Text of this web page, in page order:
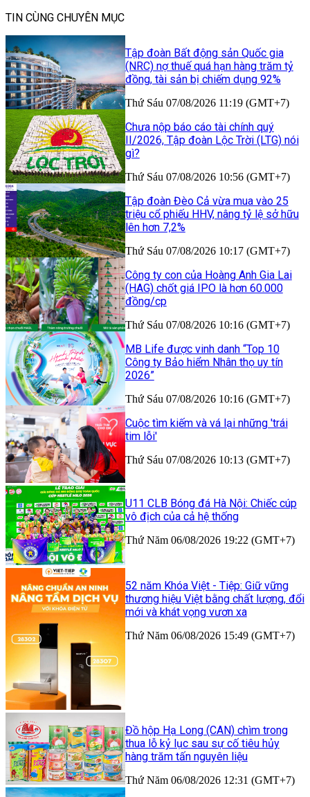
TIN CÙNG CHUYÊN MỤC
Tập đoàn Bất động sản Quốc gia
(NRC) nợ thuế quá hạn hàng trăm tỷ
đồng, tài sản bị chiếm dụng 92%
Thứ Sáu 07/08/2026 11:19 (GMT+7)
Chưa nộp báo cáo tài chính quý
II/2026, Tập đoàn Lộc Trời (LTG) nói
gì?
Thứ Sáu 07/08/2026 10:56 (GMT+7)
Tập đoàn Đèo Cả vừa mua vào 25
triệu cổ phiếu HHV, nâng tỷ lệ sở hữu
lên hơn 7,2%
Thứ Sáu 07/08/2026 10:17 (GMT+7)
Công ty con của Hoàng Anh Gia Lai
(HAG) chốt giá IPO là hơn 60.000
đồng/cp
Thứ Sáu 07/08/2026 10:16 (GMT+7)
MB Life được vinh danh “Top 10
Công ty Bảo hiểm Nhân thọ uy tín
2026”
Thứ Sáu 07/08/2026 10:16 (GMT+7)
Cuộc tìm kiếm và vá lại những 'trái
tim lỗi'
Thứ Sáu 07/08/2026 10:13 (GMT+7)
U11 CLB Bóng đá Hà Nội: Chiếc cúp
vô địch của cả hệ thống
Thứ Năm 06/08/2026 19:22 (GMT+7)
52 năm Khóa Việt - Tiệp: Giữ vững
thương hiệu Việt bằng chất lượng, đổi
mới và khát vọng vươn xa
Thứ Năm 06/08/2026 15:49 (GMT+7)
Đồ hộp Hạ Long (CAN) chìm trong
thua lỗ kỷ lục sau sự cố tiêu hủy
hàng trăm tấn nguyên liệu
Thứ Năm 06/08/2026 12:31 (GMT+7)